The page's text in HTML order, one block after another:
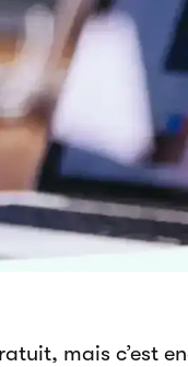
mais c’est